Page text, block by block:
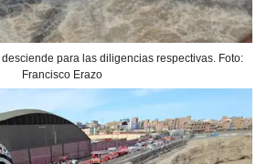
para las diligencias respectivas. Foto:
Francisco Erazo